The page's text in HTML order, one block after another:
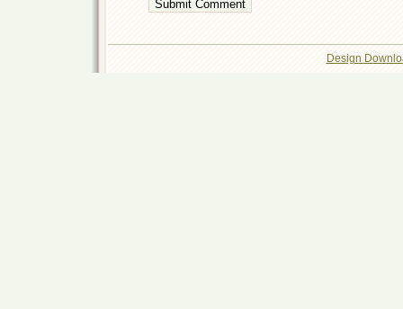
Design